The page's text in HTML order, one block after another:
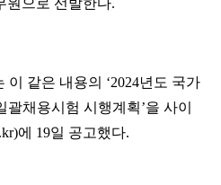
이 같은 내용의 ‘2024년도 국가
괄채용시험 시행계획’을 사이
에 19일 공고했다.